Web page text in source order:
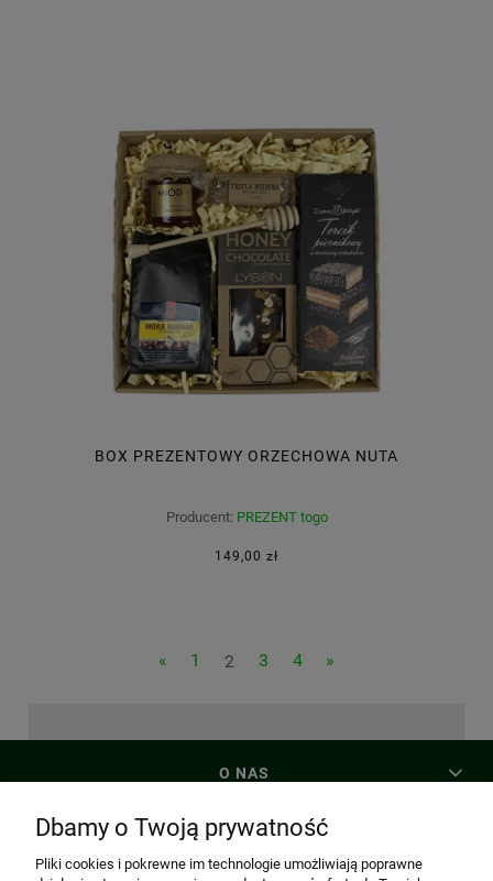
BOX PREZENTOWY ORZECHOWA NUTA
Producent: PREZENT togo
149,00 zł
« 1 2 3 4 »
O NAS
MOJE KONTO
Dbamy o Twoją prywatność
Pliki cookies i pokrewne im technologie umożliwiają poprawne